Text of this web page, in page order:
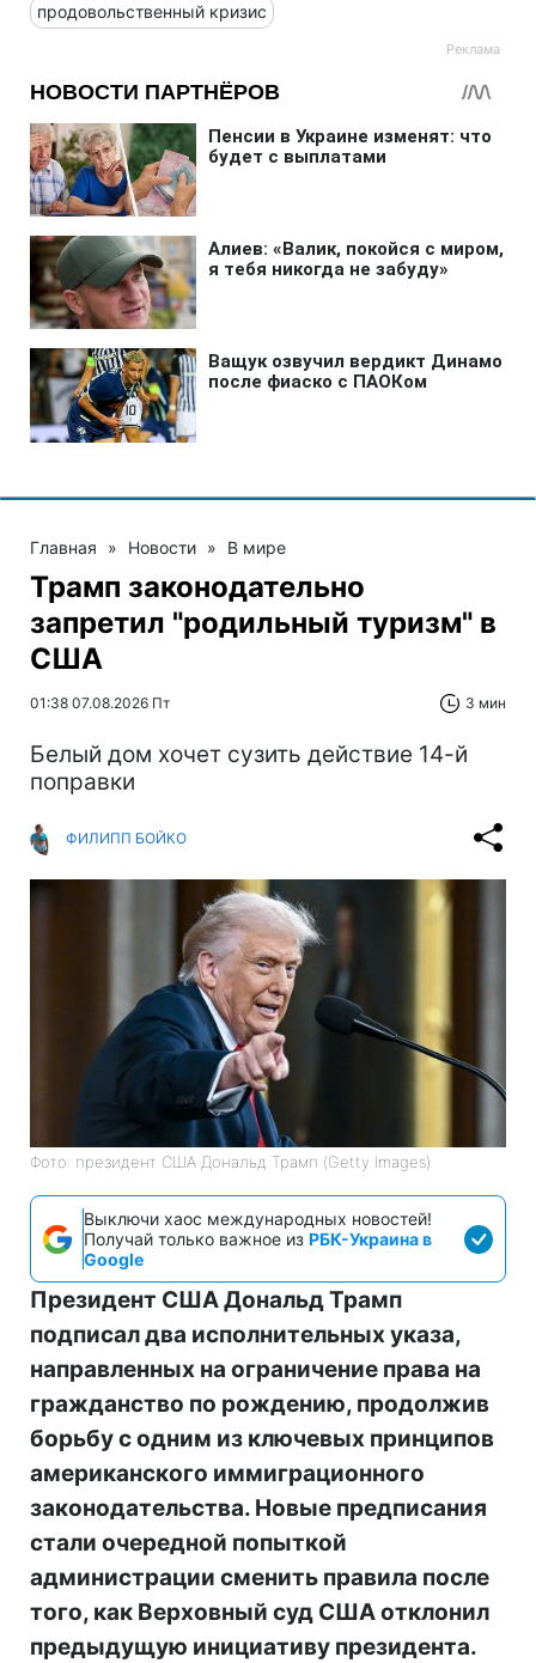
продовольственный кризис
Главная » Новости » В мире
Трамп законодательно
запретил "родильный туризм" в
США
01:38 07.08.2026 Пт 3 мин
Белый дом хочет сузить действие 14-й
поправки
ФИЛИПП БОЙКО
Фото: президент США Дональд Трамп (Getty Images)
Выключи хаос международных новостей!
Получай только важное из РБК-Украина в
Google
Президент США Дональд Трамп
подписал два исполнительных указа,
направленных на ограничение права на
гражданство по рождению, продолжив
борьбу с одним из ключевых принципов
американского иммиграционного
законодательства. Новые предписания
стали очередной попыткой
администрации сменить правила после
того, как Верховный суд США отклонил
предыдущую инициативу президента.